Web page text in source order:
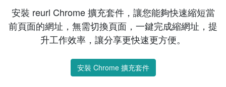
安裝 reurl Chrome 擴充套件，讓您能夠快速縮短當
前頁面的網址，無需切換頁面，一鍵完成縮網址，提
升工作效率，讓分享更快速更方便。
安裝 Chrome 擴充套件